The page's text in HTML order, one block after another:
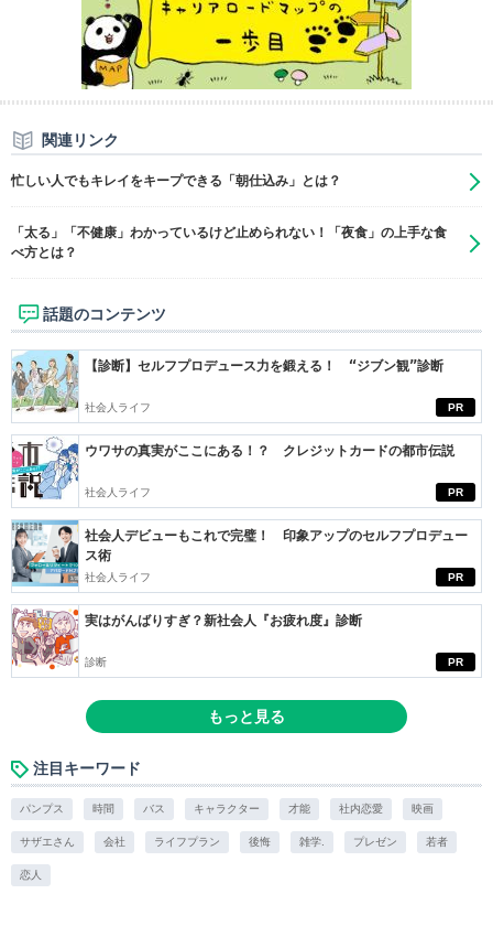
関連リンク
忙しい人でもキレイをキープできる「朝仕込み」とは？
「太る」「不健康」わかっているけど止められない！「夜食」の上手な食
べ方とは？
話題のコンテンツ
PR
【診断】セルフプロデュース力を鍛える！ “ジブン観”診断
社会人ライフ
PR
ウワサの真実がここにある！？ クレジットカードの都市伝説
社会人ライフ
PR
社会人デビューもこれで完璧！ 印象アップのセルフプロデュー
ス術
社会人ライフ
PR
実はがんばりすぎ？新社会人『お疲れ度』診断
診断
もっと見る
注目キーワード
パンプス 時間 バス キャラクター 才能 社内恋愛 映画
サザエさん 会社 ライフプラン 後悔 雑学. プレゼン 若者
恋人